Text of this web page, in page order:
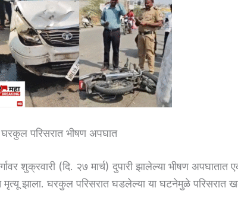
परिसरात भीषण अपघात
शुक्रवारी (दि. २७ मार्च) दुपारी झालेल्या भीषण अपघातात
मृत्यू झाला. घरकुल परिसरात घडलेल्या या घटनेमुळे परिसरात